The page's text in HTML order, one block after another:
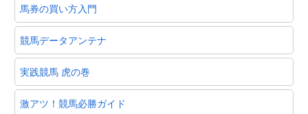
馬券の買い方入門
競馬データアンテナ
実践競馬 虎の巻
激アツ！競馬必勝ガイド